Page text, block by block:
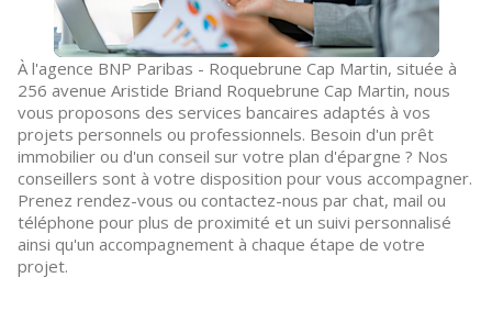
À l'agence BNP Paribas - Roquebrune Cap Martin, située à
256 avenue Aristide Briand Roquebrune Cap Martin, nous
vous proposons des services bancaires adaptés à vos
projets personnels ou professionnels. Besoin d'un prêt
immobilier ou d'un conseil sur votre plan d'épargne ? Nos
conseillers sont à votre disposition pour vous accompagner.
Prenez rendez-vous ou contactez-nous par chat, mail ou
téléphone pour plus de proximité et un suivi personnalisé
ainsi qu'un accompagnement à chaque étape de votre
projet.